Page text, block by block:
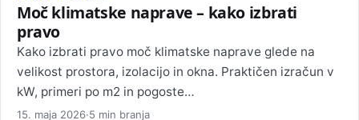
Moč klimatske naprave – kako izbrati
pravo
Kako izbrati pravo moč klimatske naprave glede na
velikost prostora, izolacijo in okna. Praktičen izračun v
kW, primeri po m2 in pogoste…
15. maja 2026·5 min branja